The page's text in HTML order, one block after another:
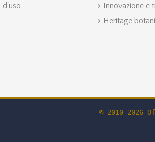
d'uso
Innovazione e
Heritage
© 2010-2026